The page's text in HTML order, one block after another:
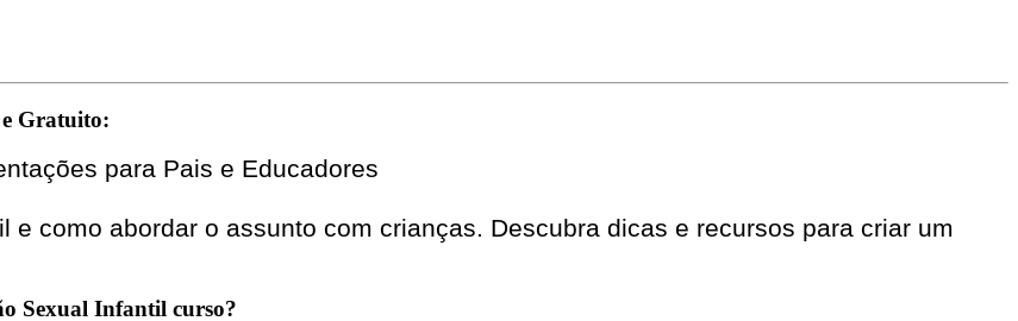
e Gratuito:
para Pais e Educadores
como abordar o assunto com crianças. Descubra dicas e recursos para criar um
Sexual Infantil curso?